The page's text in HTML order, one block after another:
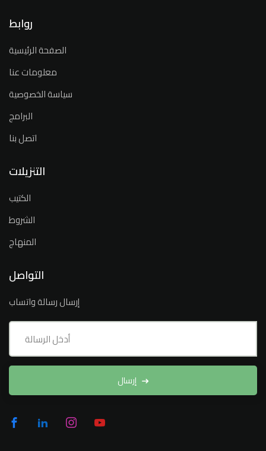
روابط
الصفحة الرئيسية
معلومات عنا
سياسة الخصوصية
البرامج
اتصل بنا
التنزيلات
الكتيب
الشروط
المنهاج
التواصل
إرسال رسالة واتساب